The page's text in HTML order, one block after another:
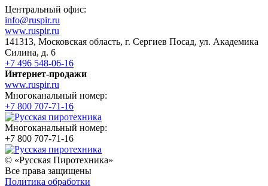
Центральный офис:
info@ruspir.ru
www.ruspir.ru
141313, Московская область, г. Сергиев Посад, ул. Академика
Силина, д. 6
+7 496 548-06-16
Интернет-продажи
www.ruspir.ru
Многоканальный номер:
+7 800 707-71-16
Многоканальный номер:
+7 800 707-71-16
© «Русская Пиротехника»
Все права защищены
Политика обработки